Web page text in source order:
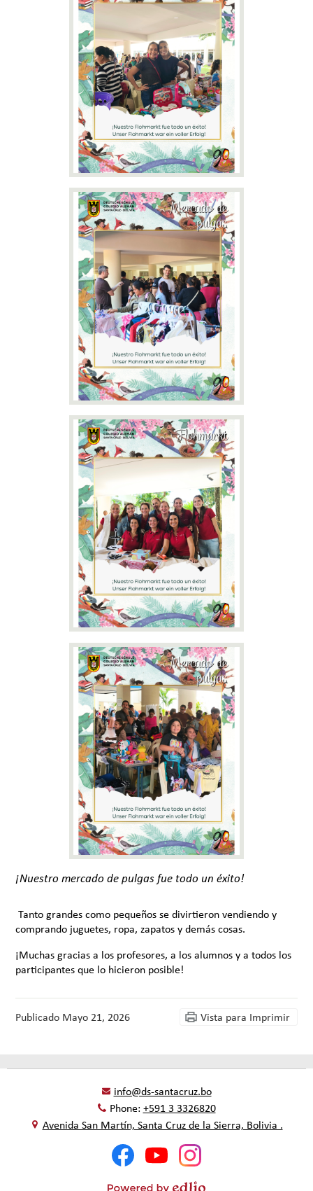
¡Nuestro mercado de pulgas fue todo un éxito!
Tanto grandes como pequeños se divirtieron vendiendo y
comprando juguetes, ropa, zapatos y demás cosas.
¡Muchas gracias a los profesores, a los alumnos y a todos los
participantes que lo hicieron posible!
Publicado Mayo 21, 2026 Vista para Imprimir
info@ds-santacruz.bo
Phone: +591 3 3326820
Avenida San Martín, Santa Cruz de la Sierra, Bolivia .
Social
Media
FacebookYouTubeInstagram